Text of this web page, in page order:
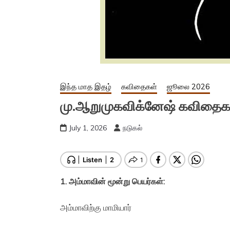
இந்த மாத இதழ் கவிதைகள் ஜூலை 2026
மு.ஆறுமுகவிக்னேஷ்
July 1, 2026 நடுகல்
1. அம்மாவின் மூன்று பெயர்கள்:
அம்மாவிற்கு மாமியார்